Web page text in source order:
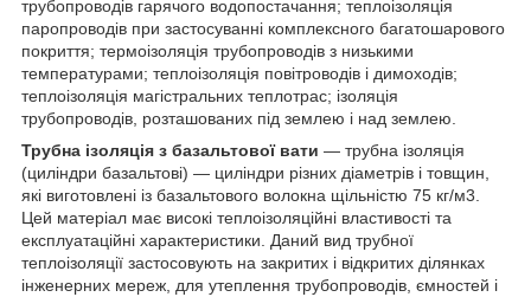
трубопроводів гарячого водопостачання; теплоізоляція
паропроводів при застосуванні комплексного багатошарового
покриття; термоізоляція трубопроводів з низькими
температурами; теплоізоляція повітроводів і димоходів;
теплоізоляція магістральних теплотрас; ізоляція
трубопроводів, розташованих під землею і над землею.
Трубна ізоляція з базальтової вати — трубна ізоляція
(циліндри базальтові) ― циліндри різних діаметрів і товщин,
які виготовлені із базальтового волокна щільністю 75 кг/м3.
Цей матеріал має високі теплоізоляційні властивості та
експлуатаційні характеристики. Даний вид трубної
теплоізоляції застосовують на закритих і відкритих ділянках
інженерних мереж, для утеплення трубопроводів, ємностей і